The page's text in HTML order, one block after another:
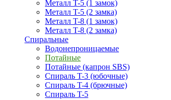
Металл T-5 (1 замок)
Металл T-5 (2 замка)
Металл T-8 (1 замок)
Металл T-8 (2 замка)
Спиральные
Водонепроницаемые
Потайные
Потайные (капрон SBS)
Спираль T-3 (юбочные)
Спираль T-4 (брючные)
Спираль T-5